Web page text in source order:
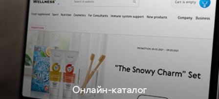
Онлайн-каталог